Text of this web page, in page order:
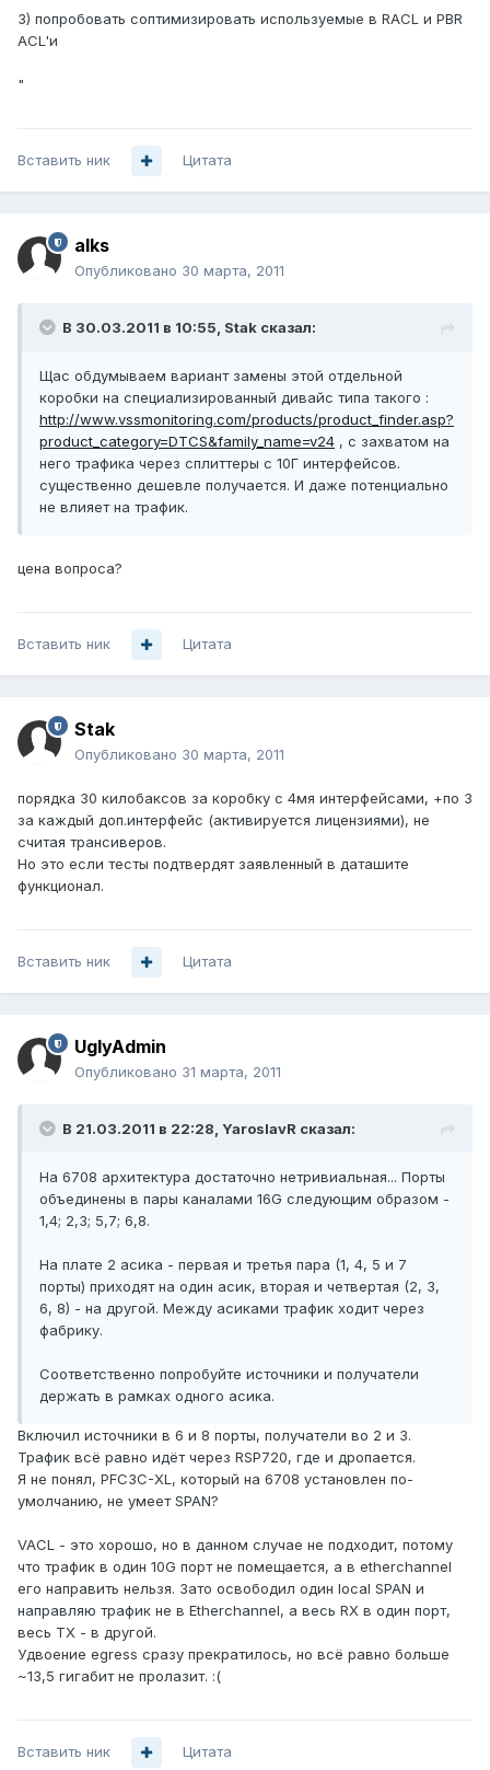
3) попробовать соптимизировать используемые в RACL и PBR
ACL'и
"
Вставить ник Цитата
alks
Опубликовано 30 марта, 2011
В 30.03.2011 в 10:55, Stak сказал:
Щас обдумываем вариант замены этой отдельной
коробки на специализированный дивайс типа такого :
http://www.vssmonitoring.com/products/product_finder.asp?
product_category=DTCS&family_name=v24 , с захватом на
него трафика через сплиттеры с 10Г интерфейсов.
существенно дешевле получается. И даже потенциально
не влияет на трафик.
цена вопроса?
Вставить ник Цитата
Stak
Опубликовано 30 марта, 2011
порядка 30 килобаксов за коробку с 4мя интерфейсами, +по 3
за каждый доп.интерфейс (активируется лицензиями), не
считая трансиверов.
Но это если тесты подтвердят заявленный в даташите
функционал.
Вставить ник Цитата
UglyAdmin
Опубликовано 31 марта, 2011
В 21.03.2011 в 22:28, YaroslavR сказал:
На 6708 архитектура достаточно нетривиальная... Порты
объединены в пары каналами 16G следующим образом -
1,4; 2,3; 5,7; 6,8.
На плате 2 асика - первая и третья пара (1, 4, 5 и 7
порты) приходят на один асик, вторая и четвертая (2, 3,
6, 8) - на другой. Между асиками трафик ходит через
фабрику.
Соответственно попробуйте источники и получатели
держать в рамках одного асика.
Включил источники в 6 и 8 порты, получатели во 2 и 3.
Трафик всё равно идёт через RSP720, где и дропается.
Я не понял, PFC3C-XL, который на 6708 установлен по-
умолчанию, не умеет SPAN?
VACL - это хорошо, но в данном случае не подходит, потому
что трафик в один 10G порт не помещается, а в etherchannel
его направить нельзя. Зато освободил один local SPAN и
направляю трафик не в Etherchannel, а весь RX в один порт,
весь TX - в другой.
Удвоение egress сразу прекратилось, но всё равно больше
~13,5 гигабит не пролазит. :(
Вставить ник Цитата